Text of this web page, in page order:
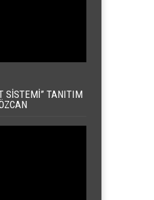
SISTEMI” TANITIM